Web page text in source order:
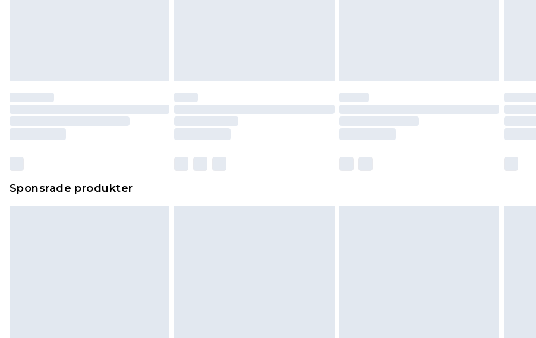
Sponsrade produkter